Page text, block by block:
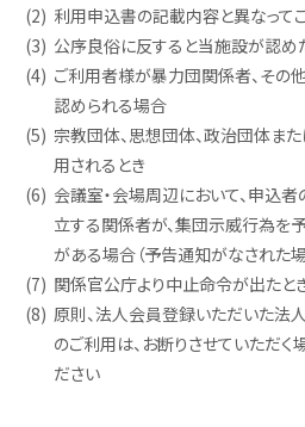
(2) 利用申込書の記載内容と異なって
(3) 公序良俗に反すると当施設が認め
(4) ご利用者様が暴力団関係者、その
認められる場合
(5) 宗教団体、思想団体、政治団体ま
用されるとき
(6) 会議室・会場周辺において、申込
立する関係者が、集団示威行為を
がある場合（予告通知がなされた場
(7) 関係官公庁より中止命令が出たと
(8) 原則、法人会員登録いただいた法
のご利用は、お断りさせていただ
ださい